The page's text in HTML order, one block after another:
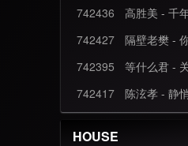
742436
高胜美 - 千
742427
隔壁老樊 -
742395
等什么君 -
742417
陈泫孝 - 静
HOUSE